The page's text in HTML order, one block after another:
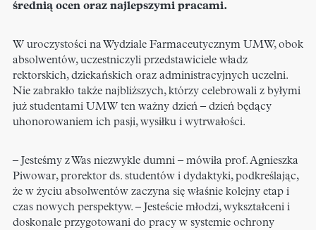
średnią ocen oraz najlepszymi pracami.
W uroczystości na Wydziale Farmaceutycznym UMW, obok
absolwentów, uczestniczyli przedstawiciele władz
rektorskich, dziekańskich oraz administracyjnych uczelni.
Nie zabrakło także najbliższych, którzy celebrowali z byłymi
już studentami UMW ten ważny dzień – dzień będący
uhonorowaniem ich pasji, wysiłku i wytrwałości.
– Jesteśmy z Was niezwykle dumni – mówiła prof. Agnieszka
Piwowar, prorektor ds. studentów i dydaktyki, podkreślając,
że w życiu absolwentów zaczyna się właśnie kolejny etap i
czas nowych perspektyw. – Jesteście młodzi, wykształceni i
doskonale przygotowani do pracy w systemie ochrony